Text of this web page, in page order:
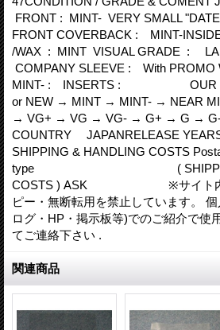
FRONT : MINT- VERY SMALL
FRONT COVERBACK : MINT-
/WAX : MINT VISUAL GRADE :
COMPANY SLEEVE : With PROMO
MINT- : INSERTS : OUR
or NEW → MINT → MINT- → NEAR
→ VG+ → VG → VG- → G+ → G → G-
COUNTRY JAPANRELEASE
SHIPPING & HANDLING COSTS
type ( SHIPPING &
COSTS ) ASK ※サイト内の
ピー・無断転用を禁止しています。
ログ・HP・掲示板等)でのご紹介で使
てご連絡下さい .
関連商品